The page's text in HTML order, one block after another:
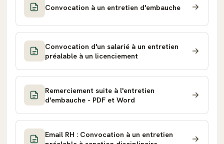
Convocation à un entretien d'embauche
Convocation d'un salarié à un entretien
préalable à un licenciement
Remerciement suite à l'entretien
d'embauche - PDF et Word
Email RH : Convocation à un entretien